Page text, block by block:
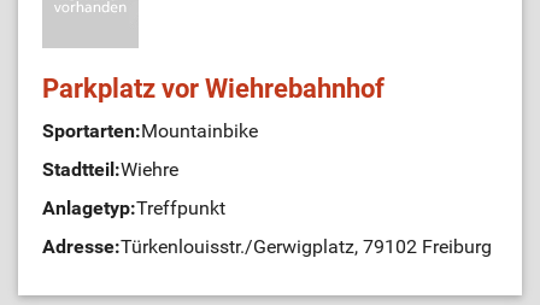
Parkplatz vor Wiehrebahnhof
Sportarten:Mountainbike
Stadtteil:Wiehre
Anlagetyp:Treffpunkt
Adresse:Türkenlouisstr./Gerwigplatz, 79102 Freiburg